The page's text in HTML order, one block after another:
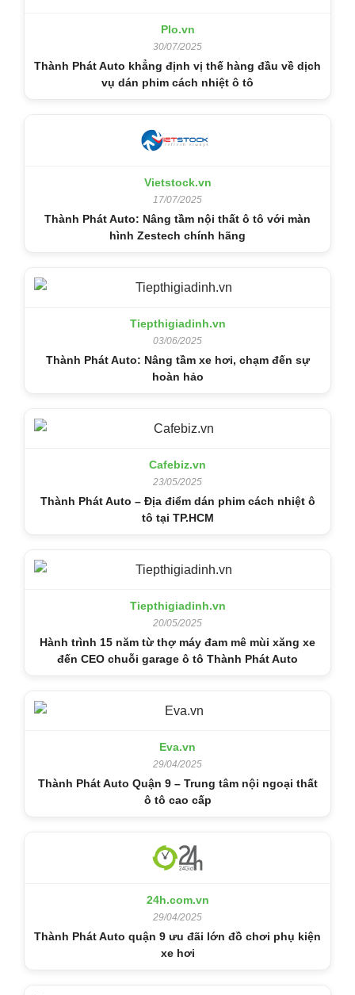
Plo.vn
30/07/2025
Thành Phát Auto khẳng định vị thế hàng đầu về dịch
vụ dán phim cách nhiệt ô tô
Vietstock.vn
17/07/2025
Thành Phát Auto: Nâng tầm nội thất ô tô với màn
hình Zestech chính hãng
Tiepthigiadinh.vn
03/06/2025
Thành Phát Auto: Nâng tầm xe hơi, chạm đến sự
hoàn hảo
Cafebiz.vn
23/05/2025
Thành Phát Auto – Địa điểm dán phim cách nhiệt ô
tô tại TP.HCM
Tiepthigiadinh.vn
20/05/2025
Hành trình 15 năm từ thợ máy đam mê mùi xăng xe
đến CEO chuỗi garage ô tô Thành Phát Auto
Eva.vn
29/04/2025
Thành Phát Auto Quận 9 – Trung tâm nội ngoại thất
ô tô cao cấp
24h.com.vn
29/04/2025
Thành Phát Auto quận 9 ưu đãi lớn đồ chơi phụ kiện
xe hơi